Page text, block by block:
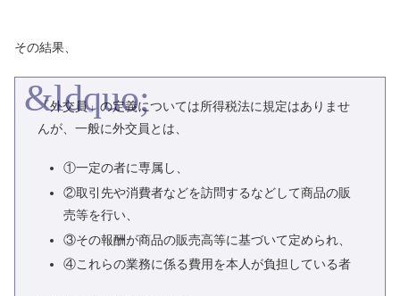
その結果、
「外交員」の定義については所得税法に規定はありませ
んが、一般に外交員とは、
①一定の者に専属し、
②取引先や消費者などを訪問するなどして商品の販
売等を行い、
③その報酬が商品の販売高等に基づいて定められ、
④これらの業務に係る費用を本人が負担している者